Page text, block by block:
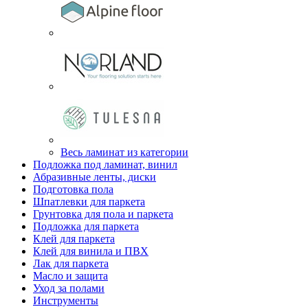
Весь ламинат из категории
Подложка под ламинат, винил
Абразивные ленты, диски
Подготовка пола
Шпатлевки для паркета
Грунтовка для пола и паркета
Подложка для паркета
Клей для паркета
Клей для винила и ПВХ
Лак для паркета
Масло и защита
Уход за полами
Инструменты